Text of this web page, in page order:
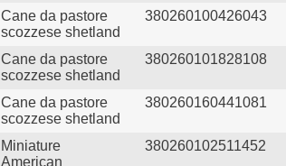
Cane da pastore
scozzese shetland
380260100426043
Cane da pastore
scozzese shetland
380260101828108
Cane da pastore
scozzese shetland
380260160441081
Miniature
American
380260102511452